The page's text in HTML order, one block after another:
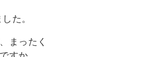
た。
まったく